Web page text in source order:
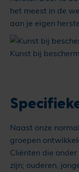
Kunst bij
het meest in de
aan je eigen
Naast onze
groepen
Cliënten die
zijn; ouderen,